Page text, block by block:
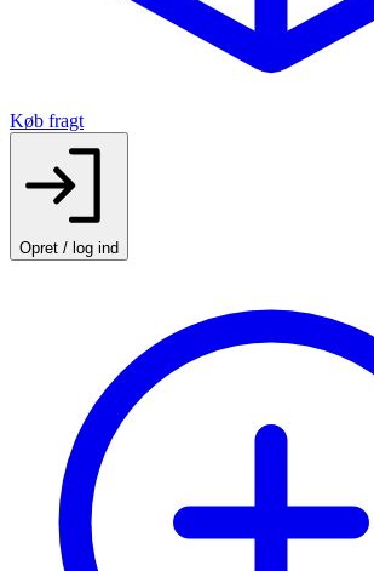
Køb fragt
Opret / log ind